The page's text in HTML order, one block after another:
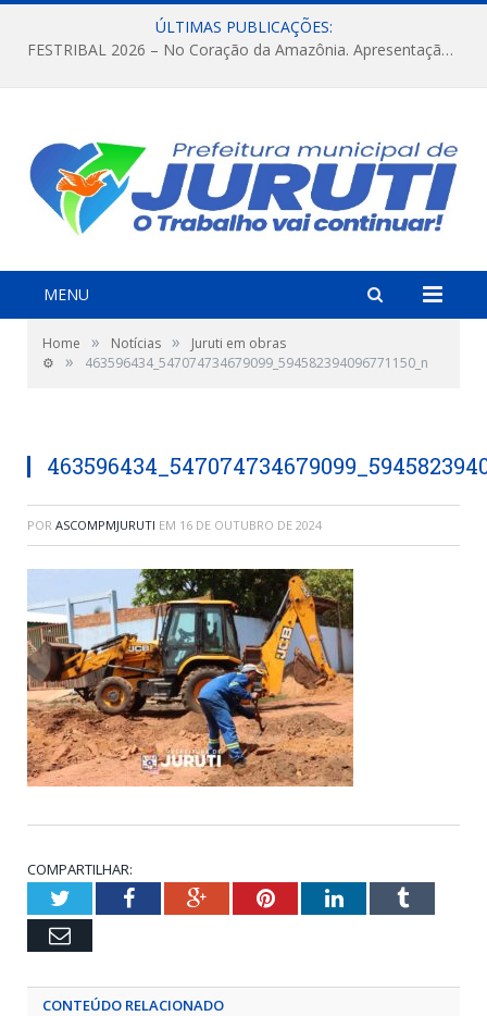
ÚLTIMAS PUBLICAÇÕES:
FESTRIBAL 2026 – No Coração da Amazônia. Apresentação da Munduruku.
MENU
Home » Notícias »
Juruti em obras
⚙️
» 463596434_547074734679099_594582394096771150_n
POR ASCOMPMJURUTI EM 16 DE OUTUBRO DE 2024
COMPARTILHAR:
TwitterFacebookGoogle+PinterestLinkedInTumblr
Email
CONTEÚDO RELACIONADO